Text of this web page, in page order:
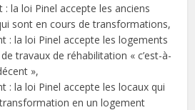
la loi Pinel accepte les anciens
sont en cours de transformations,
: la loi Pinel accepte les logements
travaux de réhabilitation « c’est-à-
»,
: la loi Pinel accepte les locaux qui
en un logement